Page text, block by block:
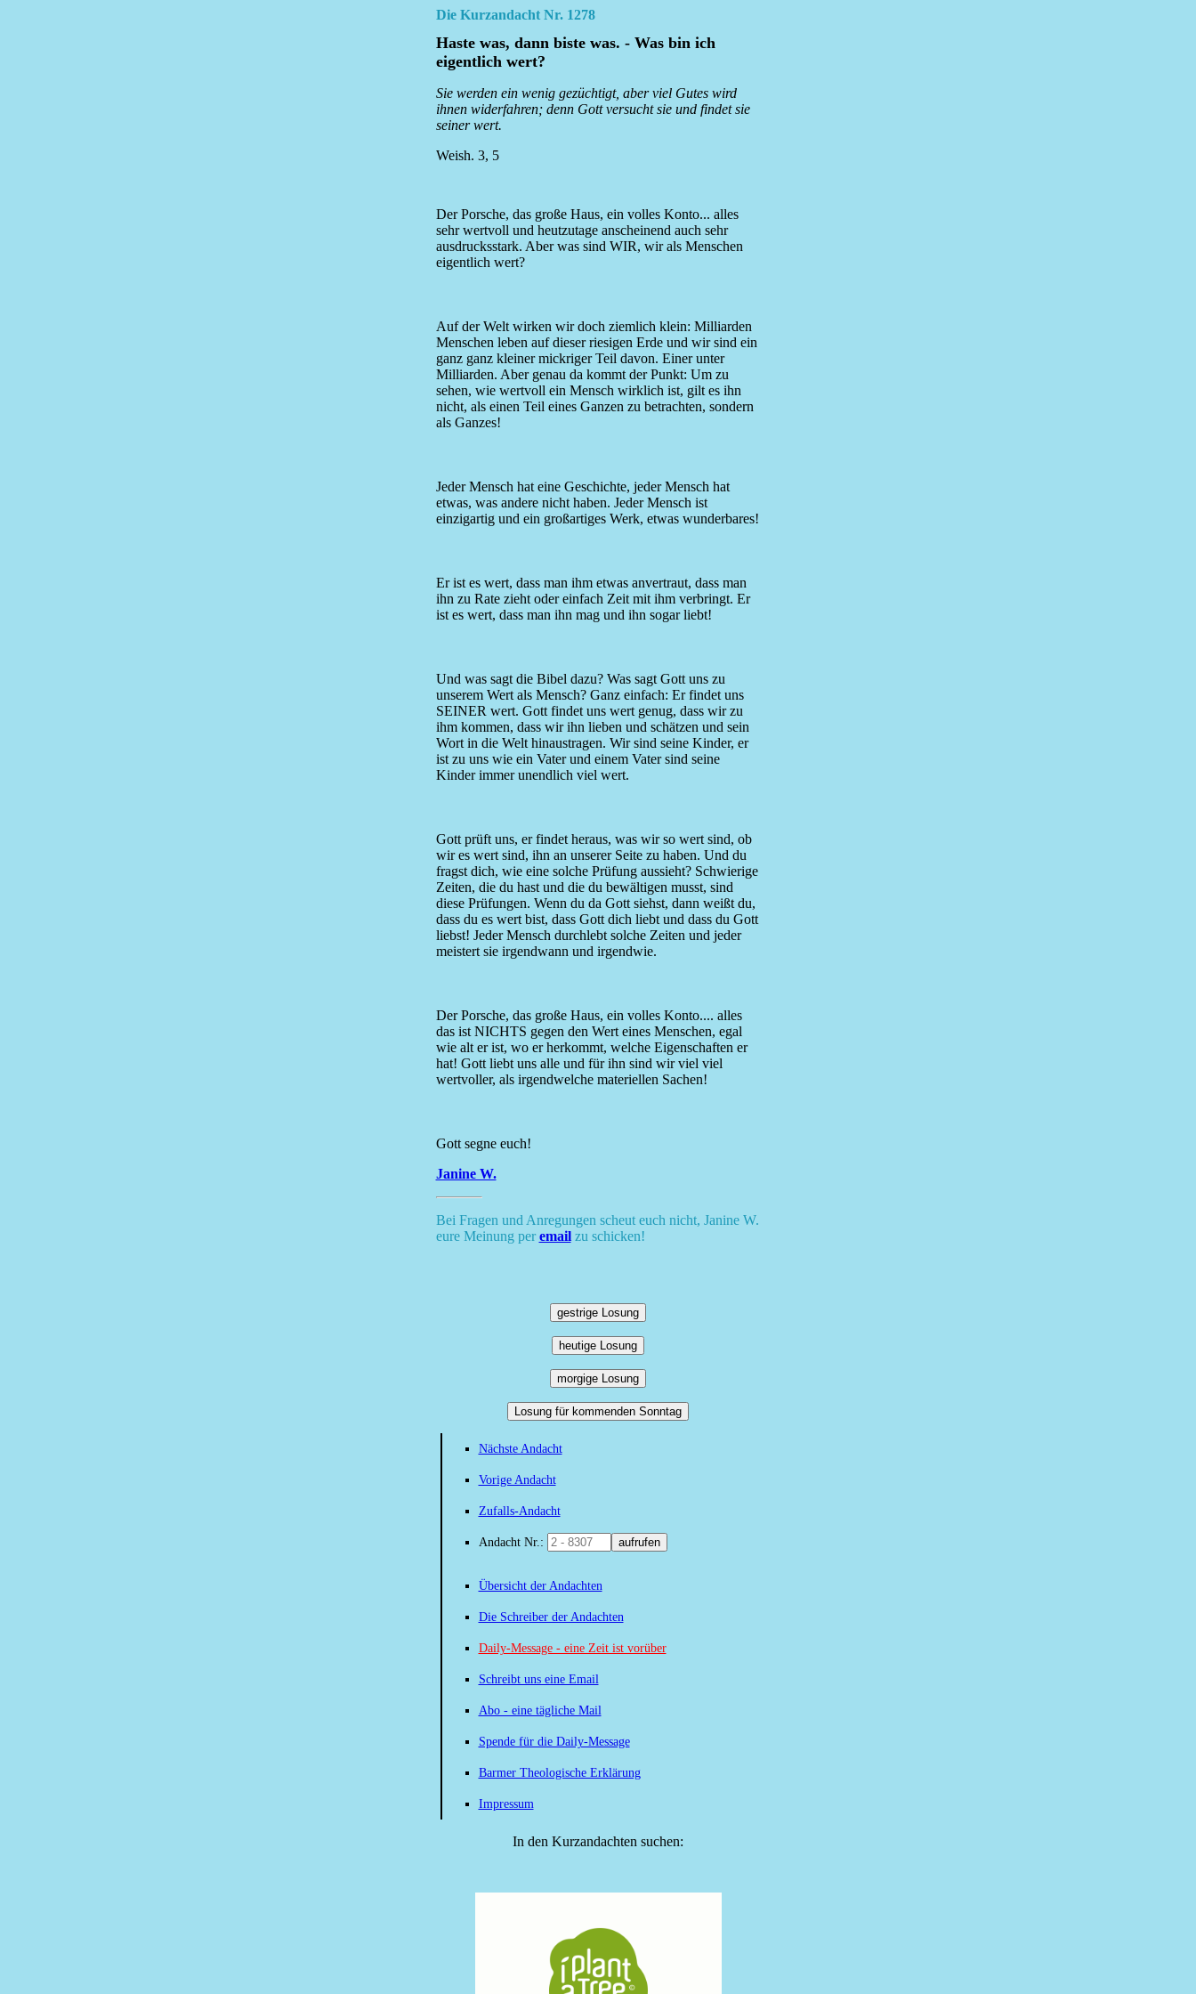
Die Kurzandacht Nr. 1278
Haste was, dann biste was. - Was bin ich
eigentlich wert?
Sie werden ein wenig gezüchtigt, aber viel Gutes wird
ihnen widerfahren; denn Gott versucht sie und findet sie
seiner wert.
Weish. 3, 5
Der Porsche, das große Haus, ein volles Konto... alles
sehr wertvoll und heutzutage anscheinend auch sehr
ausdrucksstark. Aber was sind WIR, wir als Menschen
eigentlich wert?
Auf der Welt wirken wir doch ziemlich klein: Milliarden
Menschen leben auf dieser riesigen Erde und wir sind ein
ganz ganz kleiner mickriger Teil davon. Einer unter
Milliarden. Aber genau da kommt der Punkt: Um zu
sehen, wie wertvoll ein Mensch wirklich ist, gilt es ihn
nicht, als einen Teil eines Ganzen zu betrachten, sondern
als Ganzes!
Jeder Mensch hat eine Geschichte, jeder Mensch hat
etwas, was andere nicht haben. Jeder Mensch ist
einzigartig und ein großartiges Werk, etwas wunderbares!
Er ist es wert, dass man ihm etwas anvertraut, dass man
ihn zu Rate zieht oder einfach Zeit mit ihm verbringt. Er
ist es wert, dass man ihn mag und ihn sogar liebt!
Und was sagt die Bibel dazu? Was sagt Gott uns zu
unserem Wert als Mensch? Ganz einfach: Er findet uns
SEINER wert. Gott findet uns wert genug, dass wir zu
ihm kommen, dass wir ihn lieben und schätzen und sein
Wort in die Welt hinaustragen. Wir sind seine Kinder, er
ist zu uns wie ein Vater und einem Vater sind seine
Kinder immer unendlich viel wert.
Gott prüft uns, er findet heraus, was wir so wert sind, ob
wir es wert sind, ihn an unserer Seite zu haben. Und du
fragst dich, wie eine solche Prüfung aussieht? Schwierige
Zeiten, die du hast und die du bewältigen musst, sind
diese Prüfungen. Wenn du da Gott siehst, dann weißt du,
dass du es wert bist, dass Gott dich liebt und dass du Gott
liebst! Jeder Mensch durchlebt solche Zeiten und jeder
meistert sie irgendwann und irgendwie.
Der Porsche, das große Haus, ein volles Konto.... alles
das ist NICHTS gegen den Wert eines Menschen, egal
wie alt er ist, wo er herkommt, welche Eigenschaften er
hat! Gott liebt uns alle und für ihn sind wir viel viel
wertvoller, als irgendwelche materiellen Sachen!
Gott segne euch!
Janine W.
Bei Fragen und Anregungen scheut euch nicht, Janine W.
eure Meinung peremailzu schicken!
gestrige Losung
heutige Losung
morgige Losung
Losung für kommenden Sonntag
Nächste Andacht
Vorige Andacht
Zufalls-Andacht
Andacht Nr.: aufrufen
Übersicht der Andachten
Die Schreiber der Andachten
Daily-Message - eine Zeit ist vorüber
Schreibt uns eine Email
Abo - eine tägliche Mail
Spende für die Daily-Message
Barmer Theologische Erklärung
Impressum
In den Kurzandachten suchen: